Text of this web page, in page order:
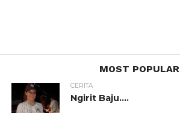
MOST POPULAR
CERITA
Ngirit Baju….